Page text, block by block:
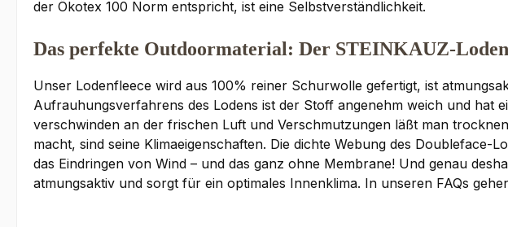
der Ökotex 100 Norm entspricht, ist eine Selbstverständlichkeit.
Das perfekte Outdoormaterial: Der STEINKAUZ-
Unser Lodenfleece wird aus 100% reiner Schurwolle gefertigt, ist
Aufrauhungsverfahrens des Lodens ist der Stoff angenehm weich und hat
verschwinden an der frischen Luft und Verschmutzungen läßt man
macht, sind seine Klimaeigenschaften. Die dichte Webung des
das Eindringen von Wind – und das ganz ohne Membrane! Und genau
atmungsaktiv und sorgt für ein optimales Innenklima. In unseren FAQs